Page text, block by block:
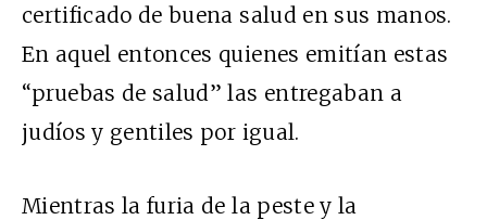
certificado de buena salud en sus manos.
En aquel entonces quienes emitían estas
“pruebas de salud” las entregaban a
judíos y gentiles por igual.
Mientras la furia de la peste y la